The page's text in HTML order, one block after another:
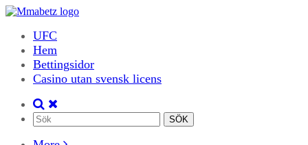
UFC
Hem
Bettingsidor
Casino utan svensk licens